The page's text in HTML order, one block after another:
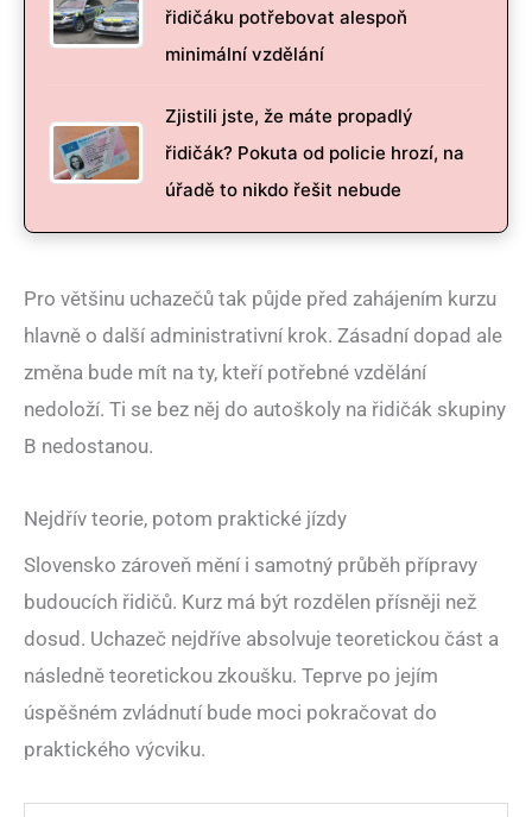
řidičáku potřebovat alespoň
minimální vzdělání
Zjistili jste, že máte propadlý
řidičák? Pokuta od policie hrozí, na
úřadě to nikdo řešit nebude
Pro většinu uchazečů tak půjde před zahájením kurzu
hlavně o další administrativní krok. Zásadní dopad ale
změna bude mít na ty, kteří potřebné vzdělání
nedoloží. Ti se bez něj do autoškoly na řidičák skupiny
B nedostanou.
Nejdřív teorie, potom praktické jízdy
Slovensko zároveň mění i samotný průběh přípravy
budoucích řidičů. Kurz má být rozdělen přísněji než
dosud. Uchazeč nejdříve absolvuje teoretickou část a
následně teoretickou zkoušku. Teprve po jejím
úspěšném zvládnutí bude moci pokračovat do
praktického výcviku.